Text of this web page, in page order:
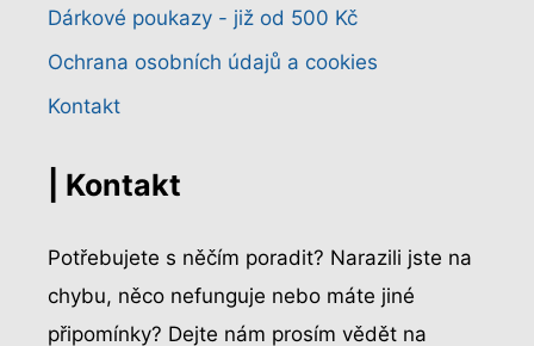
Dárkové poukazy - již od 500 Kč
Ochrana osobních údajů a cookies
Kontakt
| Kontakt
Potřebujete s něčím poradit? Narazili jste na
chybu, něco nefunguje nebo máte jiné
připomínky? Dejte nám prosím vědět na